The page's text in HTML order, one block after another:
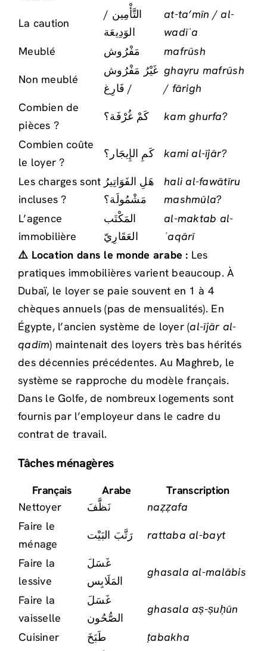
La caution
التَّأْمِين /
الوَدِيعَة
at-ta’mīn / al-
wadīʿa
Meublé
مَفْرُوش mafrūsh
Non meublé
غَيْرُ مَفْرُوش
/ فَارِغ
ghayru mafrūsh
/ fārigh
Combien de
pièces ?
كَمْ غُرْفَة؟ kam ghurfa?
Combien coûte
le loyer ?
كَمِ الإِيجَار؟ kami al-ījār?
Les charges sont
incluses ?
هَلِ الفَوَاتِيرُ
مَشْمُولَة؟
hali al-fawātīru
mashmūla?
L’agence
immobilière
المَكْتَب
العَقَارِيّ
al-maktab al-
ʿaqārī
⚠️ Location dans le monde arabe : Les
pratiques immobilières varient beaucoup. À
Dubaï, le loyer se paie souvent en 1 à 4
chèques annuels (pas de mensualités). En
Égypte, l’ancien système de loyer (al-ījār al-
qadīm) maintenait des loyers très bas hérités
des décennies précédentes. Au Maghreb, le
système se rapproche du modèle français.
Dans le Golfe, de nombreux logements sont
fournis par l’employeur dans le cadre du
contrat de travail.
Tâches ménagères
Français Arabe
Transcription
Nettoyer
نَظَّفَ
naẓẓafa
Faire le
ménage
رَتَّبَ البَيْت rattaba al-bayt
Faire la
lessive
غَسَلَ
المَلَابِس
ghasala al-malābis
Faire la
vaisselle
غَسَلَ
الصُّحُون
ghasala aṣ-ṣuḥūn
Cuisiner طَبَخَ
ṭabakha